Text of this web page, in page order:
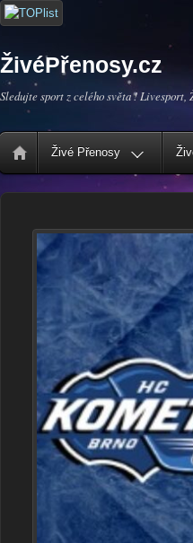
ŽivéPřenosy.cz
Sledujte sport z celého světa ! Livesport,
Živé Přenosy